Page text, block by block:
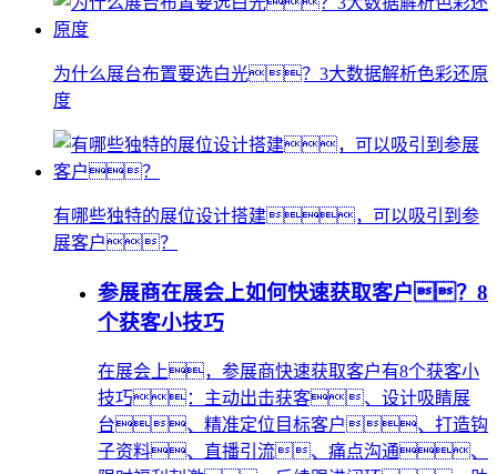
为什么展台布置要选白光？3大数据解析色彩还原
度
有哪些独特的展位设计搭建，可以吸引到参
展客户？
参展商在展会上如何快速获取客户？8
个获客小技巧
在展会上，参展商快速获取客户有8个获客小
技巧：主动出击获客、设计吸睛展
台、精准定位目标客户、打造钩
子资料、直播引流、痛点沟通、